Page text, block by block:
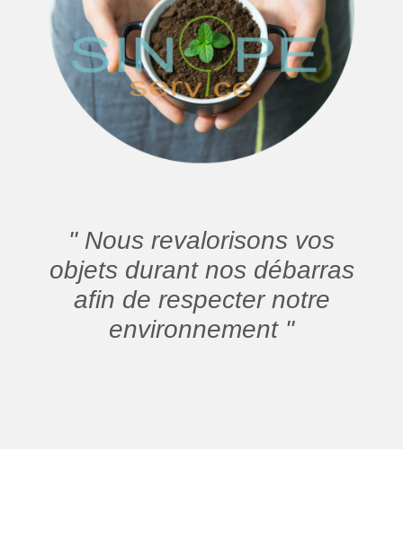
" Nous revalorisons vos
objets durant nos débarras
afin de respecter notre
environnement "